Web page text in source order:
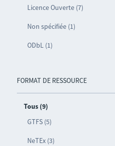
Licence Ouverte (7)
Non spécifiée (1)
ODbL (1)
FORMAT DE RESSOURCE
Tous (9)
GTFS (5)
NeTEx (3)